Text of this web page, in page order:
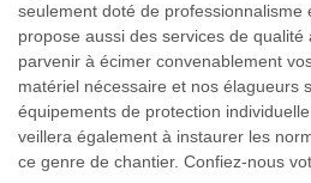
seulement doté de professionnalisme
propose aussi des services de
parvenir à écimer convenablement
matériel nécessaire et nos élagueurs
équipements de protection
veillera également à instaurer les
ce genre de chantier. Confiez-nous